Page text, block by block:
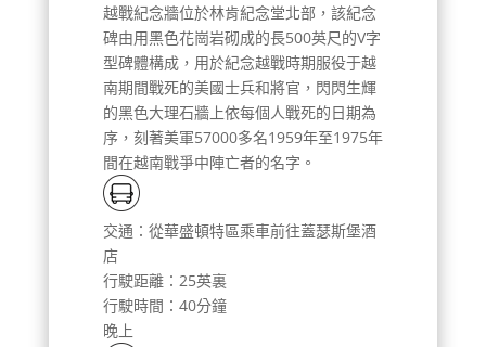
越戰紀念牆位於林肯紀念堂北部，該紀念
碑由用黑色花崗岩砌成的長500英尺的V字
型碑體構成，用於紀念越戰時期服役于越
南期間戰死的美國士兵和將官，閃閃生輝
的黑色大理石牆上依每個人戰死的日期為
序，刻著美軍57000多名1959年至1975年
間在越南戰爭中陣亡者的名字。
交通：從華盛頓特區乘車前往蓋瑟斯堡酒
店
行駛距離：25英裏
行駛時間：40分鐘
晚上